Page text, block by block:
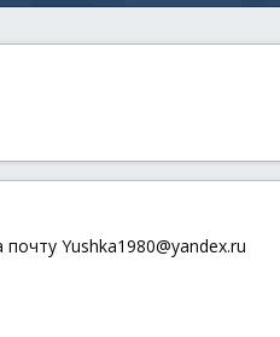
почту Yushka1980@yandex.ru